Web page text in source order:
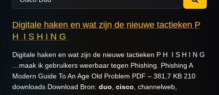
Digitale haken en wat zijn de nieuwe tactieken P
H I S H I N G
Digitale haken en wat zijn de nieuwe tactieken P H I S H I N G
…maak ik gebruikers weerbaar tegen Phishing. Phishing A
Modern Guide To An Age Old Problem PDF – 381,7 KB 210
downloads Download Bron: duo cisco , channelweb,